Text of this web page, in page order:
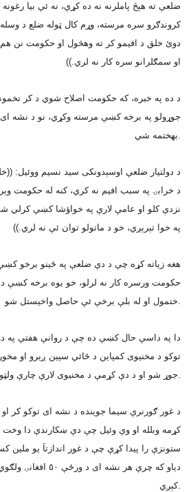
ضلعې ته هېڅ پاملرنه نه ده کړې، نه ئې بيا
کروندګرو سره مرسته، وړم کال ټوله ضلع د وسله
دوئ خلق د افيمو کر ته وهڅول او حکومت نن هم
او سمګلرانو سره کار نه لري.))
د ده په خبره، که حکومت اصلاح شوي د کر
جوړولو په برخه کښې مرسته وکړي، نو د نشه اى
بهختمه شي.
د خرابۍ په سبب افيم نه کري، کنه له حکومت
نزدې کلو او عامې لارې په خواؤشا کښې کرلي
په خوا تېرېږي، خو د ماتولو توان ئې نه لري.))
هغه زياته کړه چې د دې ضلعې په ځينو برخو
حکومت ورسره کار نه لرلو، خو يوه برخه کښې
ختمول او له بلې برخې ئې حاصل واخيستل شو.
دا په داسې حال کښې ده چې د روانې هفتې په
توکو د مخنيوى کمپاين د ځائي سپين ږيرو او
جوړ شو او د دې کړمې د مخنيوى لارې چارې ولټولې شوې.
د غور ګورنرې سيما جوينده د نشه اى توکو کر او
کړمه وبلله او وې وئيل چې دې ښکارندې دا وخت
دياو که چرې هر نشه اى
کېږي.